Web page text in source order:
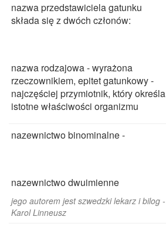
nazwa przedstawiciela gatunku
składa się z dwóch członów:
nazwa rodzajowa - wyrażona
rzeczownikiem, epitet gatunkowy -
najczęściej przymiotnik, który określa
istotne właściwości organizmu
nazewnictwo binominalne -
nazewnictwo dwuimienne
jego autorem jest szwedzki lekarz i bilog -
Karol Linneusz